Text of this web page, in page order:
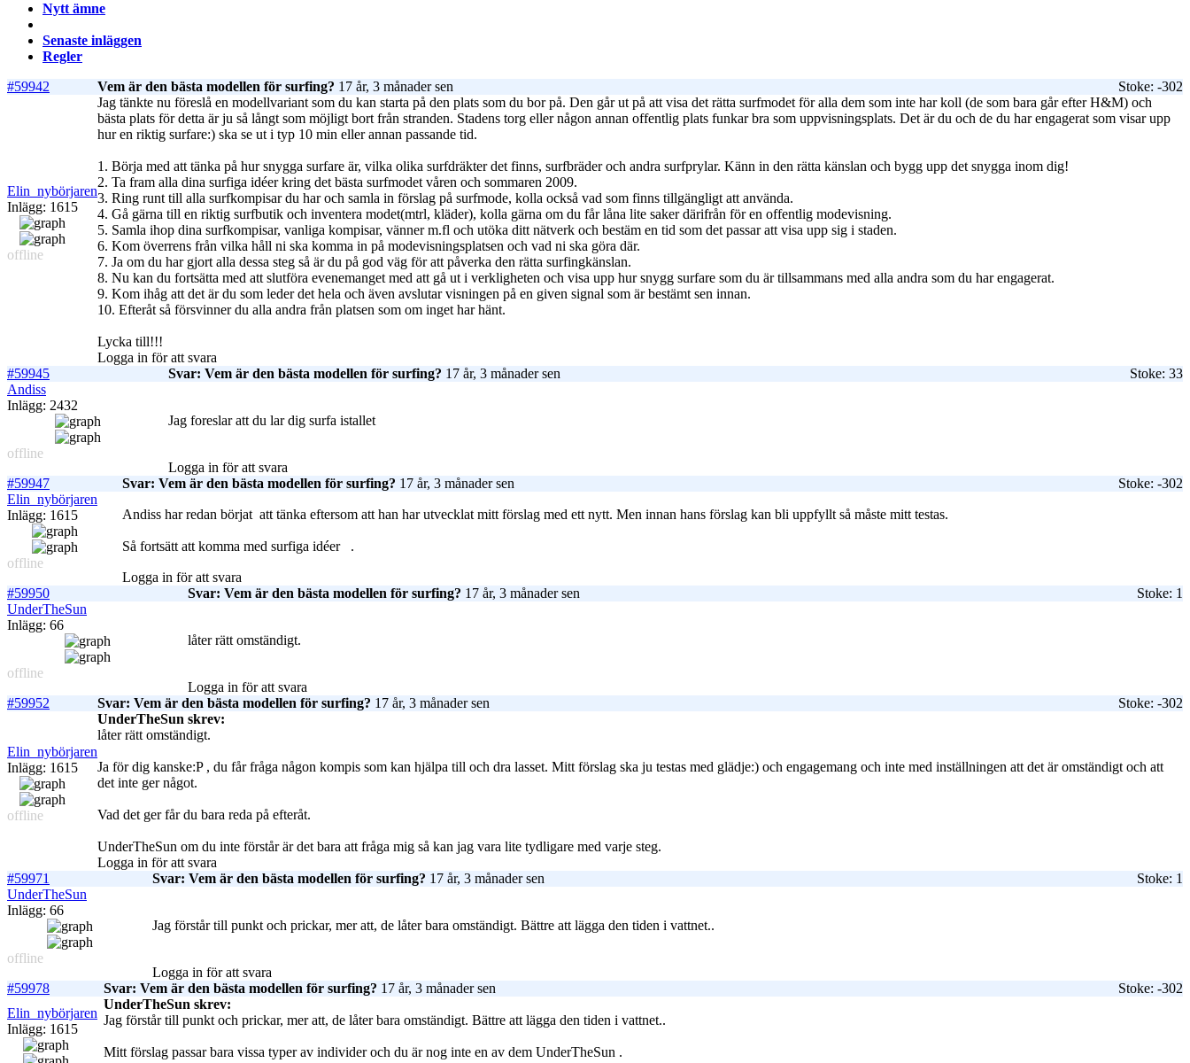
Nytt ämne
Senaste inläggen
Regler
#59942
Vem är den bästa modellen för surfing? 17 år, 3 månader sen Stoke: -302
Elin_nybörjaren
Inlägg: 1615
offline
Jag tänkte nu föreslå en modellvariant som du kan starta på den plats som du bor på. Den går ut på att visa det rätta surfmodet för alla dem som inte har koll (de som bara går efter H&M) och
bästa plats för detta är ju så långt som möjligt bort från stranden. Stadens torg eller någon annan offentlig plats funkar bra som uppvisningsplats. Det är du och de du har engagerat som visar upp
hur en riktig surfare:) ska se ut i typ 10 min eller annan passande tid.
1. Börja med att tänka på hur snygga surfare är, vilka olika surfdräkter det finns, surfbräder och andra surfprylar. Känn in den rätta känslan och bygg upp det snygga inom dig!
2. Ta fram alla dina surfiga idéer kring det bästa surfmodet våren och sommaren 2009.
3. Ring runt till alla surfkompisar du har och samla in förslag på surfmode, kolla också vad som finns tillgängligt att använda.
4. Gå gärna till en riktig surfbutik och inventera modet(mtrl, kläder), kolla gärna om du får låna lite saker därifrån för en offentlig modevisning.
5. Samla ihop dina surfkompisar, vanliga kompisar, vänner m.fl och utöka ditt nätverk och bestäm en tid som det passar att visa upp sig i staden.
6. Kom överrens från vilka håll ni ska komma in på modevisningsplatsen och vad ni ska göra där.
7. Ja om du har gjort alla dessa steg så är du på god väg för att påverka den rätta surfingkänslan.
8. Nu kan du fortsätta med att slutföra evenemanget med att gå ut i verkligheten och visa upp hur snygg surfare som du är tillsammans med alla andra som du har engagerat.
9. Kom ihåg att det är du som leder det hela och även avslutar visningen på en given signal som är bestämt sen innan.
10. Efteråt så försvinner du alla andra från platsen som om inget har hänt.
Lycka till!!!
Logga in för att svara
#59945
Svar: Vem är den bästa modellen för surfing? 17 år, 3 månader sen
Stoke: 33
Andiss
Inlägg: 2432
offline
Jag foreslar att du lar dig surfa istallet
Logga in för att svara
#59947
Svar: Vem är den bästa modellen för surfing? 17 år, 3 månader sen
Stoke: -302
Elin_nybörjaren
Inlägg: 1615
offline
Andiss har redan börjat att tänka eftersom att han har utvecklat mitt förslag med ett nytt. Men innan hans förslag kan bli uppfyllt så måste mitt testas.
Så fortsätt att komma med surfiga idéer .
Logga in för att svara
#59950
Svar: Vem är den bästa modellen för surfing? 17 år, 3 månader sen
Stoke: 1
UnderTheSun
Inlägg: 66
offline
låter rätt omständigt.
Logga in för att svara
#59952
Svar: Vem är den bästa modellen för surfing? 17 år, 3 månader sen Stoke: -302
Elin_nybörjaren
Inlägg: 1615
offline
UnderTheSun skrev:
låter rätt omständigt.
Ja för dig kanske:P , du får fråga någon kompis som kan hjälpa till och dra lasset. Mitt förslag ska ju testas med glädje:) och engagemang och inte med inställningen att det är omständigt och att
det inte ger något.
Vad det ger får du bara reda på efteråt.
UnderTheSun om du inte förstår är det bara att fråga mig så kan jag vara lite tydligare med varje steg.
Logga in för att svara
#59971
Svar: Vem är den bästa modellen för surfing? 17 år, 3 månader sen
Stoke: 1
UnderTheSun
Inlägg: 66
offline
Jag förstår till punkt och prickar, mer att, de låter bara omständigt. Bättre att lägga den tiden i vattnet..
Logga in för att svara
#59978
Svar: Vem är den bästa modellen för surfing? 17 år, 3 månader sen
Stoke: -302
Elin_nybörjaren
Inlägg: 1615
UnderTheSun skrev:
Jag förstår till punkt och prickar, mer att, de låter bara omständigt. Bättre att lägga den tiden i vattnet..
Mitt förslag passar bara vissa typer av individer och du är nog inte en av dem UnderTheSun .